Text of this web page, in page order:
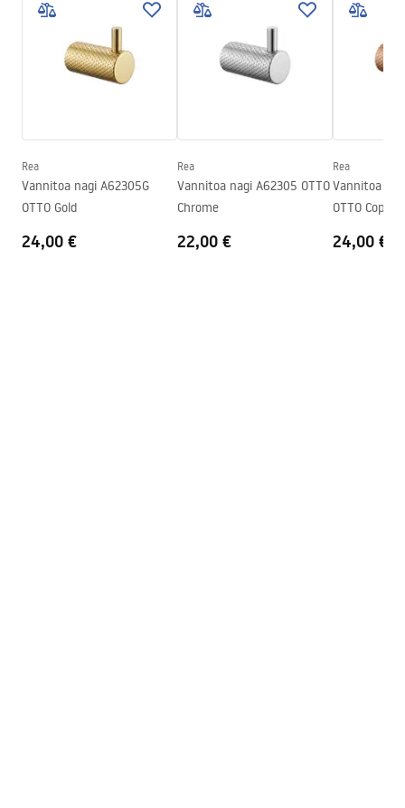
Laius
23
45mm
Sügavus
50mm
Garantiitingimused
Warranty_Terms_and_Conditions_Accessories_-_24.pdf
Rea
Vannitoa nagi A62305G
OTTO Gold
24,00 €
Rea
Vannitoa nagi A62305 OTTO
Chrome
22,00 €
Rea
Vannitoa
OTTO Copper
24,00 €